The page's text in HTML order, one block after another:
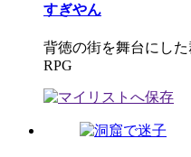
すぎやん
背徳の街を舞台にし
RPG